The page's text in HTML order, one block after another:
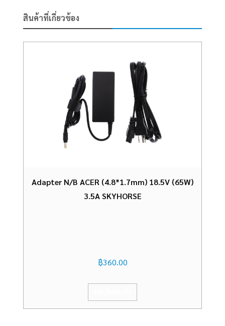
สินค้าที่เกี่ยวข้อง
Adapter N/B ACER (4.8*1.7mm) 18.5V (65W)
3.5A SKYHORSE
฿360.00